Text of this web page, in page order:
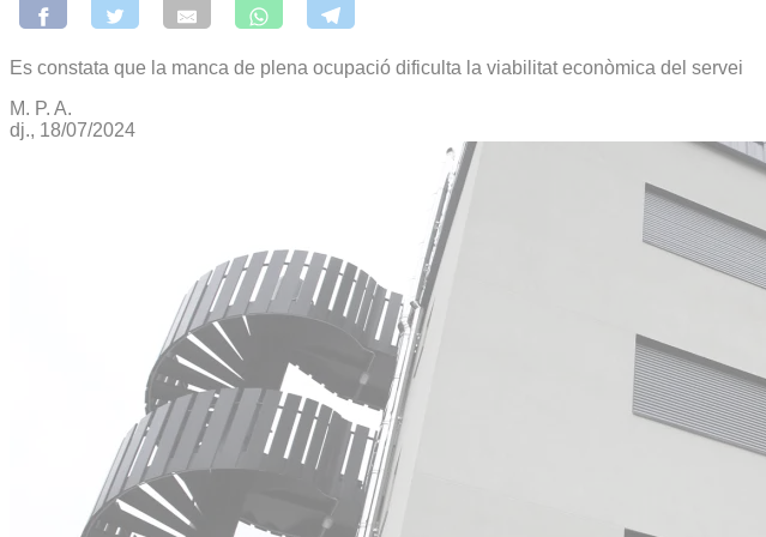
Es constata que la manca de plena ocupació dificulta la viabilitat econòmica del servei
M. P. A.
dj., 18/07/2024